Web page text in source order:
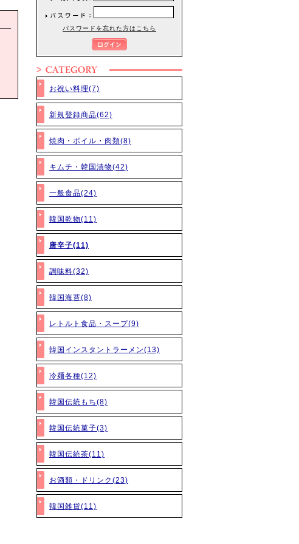
パスワードを忘れた方はこちら
お祝い料理(7)
新規登録商品(62)
焼肉・ボイル・肉類(8)
キムチ・韓国漬物(42)
一般食品(24)
韓国乾物(11)
唐辛子(11)
調味料(32)
韓国海苔(8)
レトルト食品・スープ(9)
韓国インスタントラーメン(13)
冷麺各種(12)
韓国伝統もち(8)
韓国伝統菓子(3)
韓国伝統茶(11)
お酒類・ドリンク(23)
韓国雑貨(11)